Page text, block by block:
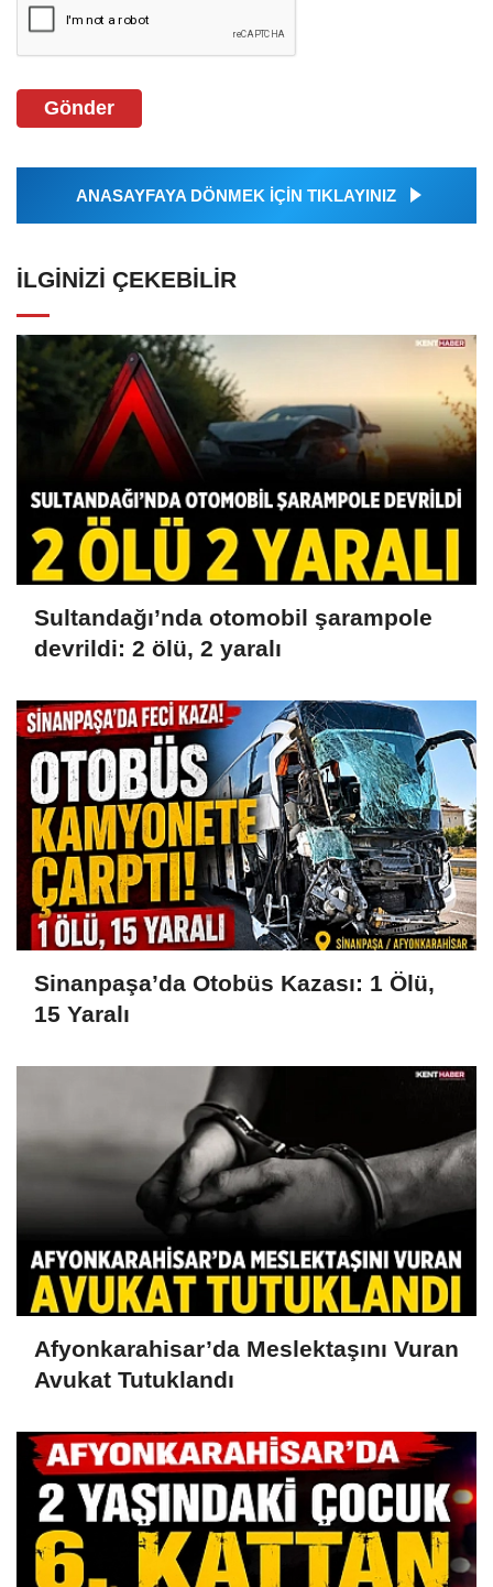
Gönder
ANASAYFAYA DÖNMEK İÇİN TIKLAYINIZ
İLGINIZI ÇEKEBILIR
Sultandağı’nda otomobil şarampole
devrildi: 2 ölü, 2 yaralı
Sinanpaşa’da Otobüs Kazası: 1 Ölü,
15 Yaralı
Afyonkarahisar’da Meslektaşını Vuran
Avukat Tutuklandı